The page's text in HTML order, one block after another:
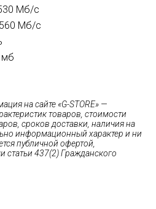
Мб/с
560 Мб/с
мб
на сайте «G-STORE» —
товаров, стоимости
сроков доставки, наличия на
информационный характер и ни
публичной офертой,
437(2) Гражданского